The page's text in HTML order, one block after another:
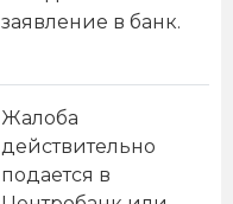
заявление в банк.
Жалоба
действительно
подается в